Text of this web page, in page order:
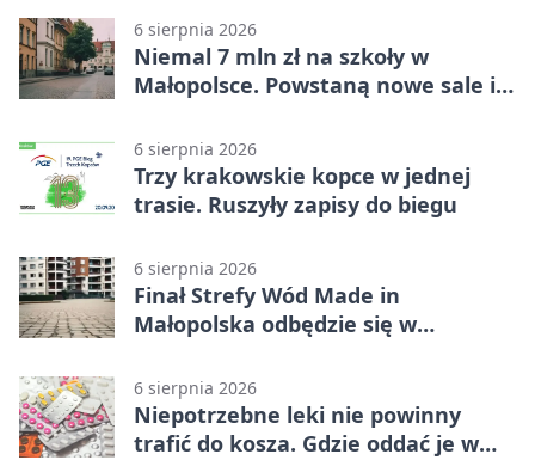
6 sierpnia 2026
Niemal 7 mln zł na szkoły w
Małopolsce. Powstaną nowe sale i
6 sierpnia 2026
Trzy krakowskie kopce w jednej
trasie. Ruszyły zapisy do biegu
6 sierpnia 2026
Finał Strefy Wód Made in
Małopolska odbędzie się w
6 sierpnia 2026
Niepotrzebne leki nie powinny
trafić do kosza. Gdzie oddać je w